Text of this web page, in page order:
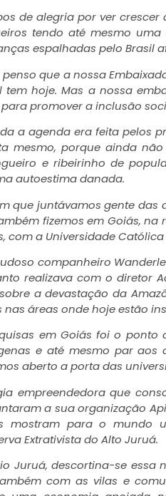
de alegria por ver
tendo até mesmo
espalhadas pelo Brasil
penso que a nossa
tem hoje. Mas a nossa
promover a inclusão
a agenda era feita pelos
mesmo, porque ainda
e ribeirinho de
autoestima danada.
que juntávamos gente das
fizemos em Goiás,
com a Universidade Católica
companheiro
realizava com o diretor
a devastação da
áreas onde hoje estão
em Goiás foi o
e até mesmo par aos
aberto a porta das
empreendedora que
a sua organização
mostram para o mundo
Extrativista do Alto Juruá.
Juruá, descortina-se essa
com as vilas e